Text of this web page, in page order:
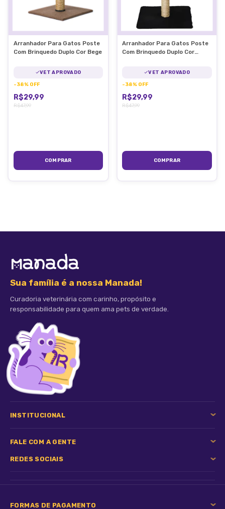
Arranhador Para Gatos Poste
Com Brinquedo Duplo Cor Bege
VET APROVADO
-38% OFF
R$29,99
R$47,99
Arranhador Para Gatos Poste
Com Brinquedo Duplo Cor
VET APROVADO
-38% OFF
R$29,99
R$47,99
Sua família é a nossa Manada!
Curadoria veterinária com carinho, propósito e
responsabilidade para quem ama pets de verdade.
INSTITUCIONAL
FALE COM A GENTE
REDES SOCIAIS
FORMAS DE PAGAMENTO